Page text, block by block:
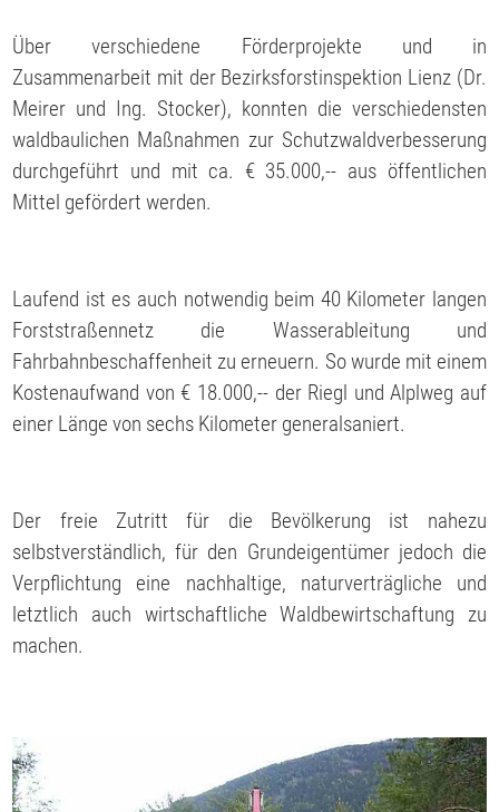
Über verschiedene Förderprojekte und in
Zusammenarbeit mit der Bezirksforstinspektion Lienz (Dr.
Meirer und Ing. Stocker), konnten die verschiedensten
waldbaulichen Maßnahmen zur Schutzwaldverbesserung
durchgeführt und mit ca. € 35.000,-- aus öffentlichen
Mittel gefördert werden.
Laufend ist es auch notwendig beim 40 Kilometer langen
Forststraßennetz die Wasserableitung und
Fahrbahnbeschaffenheit zu erneuern. So wurde mit einem
Kostenaufwand von € 18.000,-- der Riegl und Alplweg auf
einer Länge von sechs Kilometer generalsaniert.
Der freie Zutritt für die Bevölkerung ist nahezu
selbstverständlich, für den Grundeigentümer jedoch die
Verpflichtung eine nachhaltige, naturverträgliche und
letztlich auch wirtschaftliche Waldbewirtschaftung zu
machen.